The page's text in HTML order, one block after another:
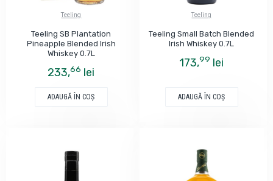
Teeling
Teeling SB Plantation
Pineapple Blended Irish
Whiskey 0.7L
233,66 lei
ADAUGĂ ÎN COŞ
Teeling
Teeling Small Batch Blended
Irish Whiskey 0.7L
173,99 lei
ADAUGĂ ÎN COŞ